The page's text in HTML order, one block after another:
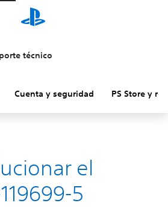
técnico
Cuenta y seguridad PS Store y
el
5